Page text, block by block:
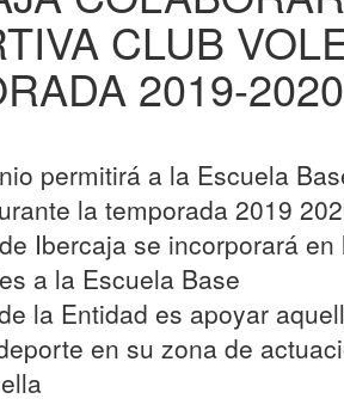
CLUB
2019-2020
permitirá a la Escuela
la temporada 2019
Ibercaja se incorporará
a la Escuela Base
la Entidad es apoyar
en su zona de